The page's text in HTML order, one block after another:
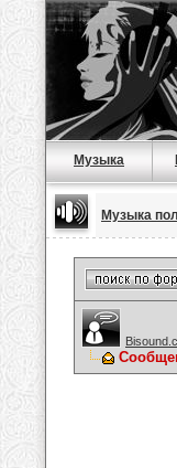
Музыка
Музыка